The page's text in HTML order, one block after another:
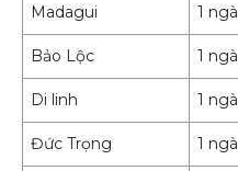
Madagui 1
Bảo Lộc 1
Di linh 1
Đức Trọng 1